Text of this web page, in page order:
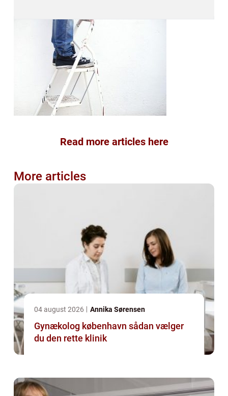
Read more articles here
More articles
04 august 2026 Annika Sørensen
Gynækolog københavn sådan vælger
du den rette klinik